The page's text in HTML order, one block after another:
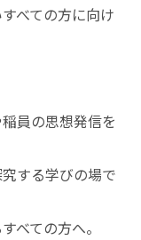
べての方に向け
員の思想発信を
する学びの場で
べての方へ。